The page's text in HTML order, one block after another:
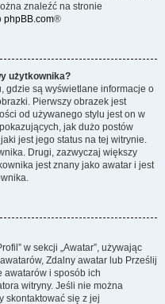
znaleźć na stronie
phpBB.com®
użytkownika?
gdzie są wyświetlane informacje o
Pierwszy obrazek jest
od używanego stylu jest on w
jak dużo postów
jest jego status na tej witrynie.
Drugi, zazwyczaj większy
jest znany jako awatar i jest
w sekcji „Awatar”, używając
Zdalny awatar lub Prześlij
awatarów i sposób ich
witryny. Jeśli nie można
skontaktować się z jej